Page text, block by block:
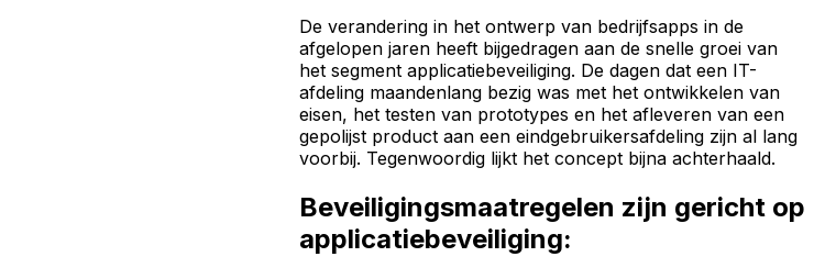
De verandering in het ontwerp van bedrijfsapps in de
afgelopen jaren heeft bijgedragen aan de snelle groei van
het segment applicatiebeveiliging. De dagen dat een IT-
afdeling maandenlang bezig was met het ontwikkelen van
eisen, het testen van prototypes en het afleveren van een
gepolijst product aan een eindgebruikersafdeling zijn al lang
voorbij. Tegenwoordig lijkt het concept bijna achterhaald.
Beveiligingsmaatregelen zijn gericht op
applicatiebeveiliging: